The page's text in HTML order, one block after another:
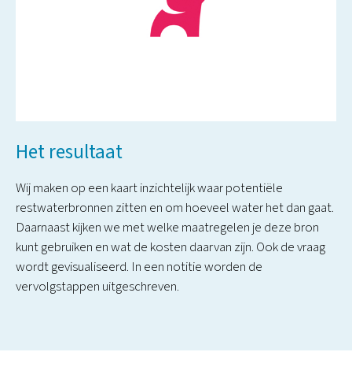
Het resultaat
Wij maken op een kaart inzichtelijk waar potentiële
restwaterbronnen zitten en om hoeveel water het dan gaat.
Daarnaast kijken we met welke maatregelen je deze bron
kunt gebruiken en wat de kosten daarvan zijn. Ook de vraag
wordt gevisualiseerd. In een notitie worden de
vervolgstappen uitgeschreven.